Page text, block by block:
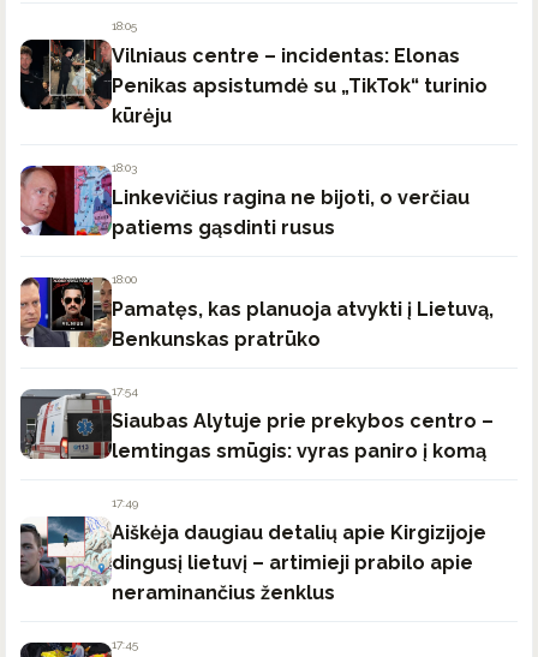
18:05
Vilniaus centre – incidentas: Elonas
Penikas apsistumdė su „TikTok“ turinio
kūrėju
18:03
Linkevičius ragina ne bijoti, o verčiau
patiems gąsdinti rusus
18:00
Pamatęs, kas planuoja atvykti į Lietuvą,
Benkunskas pratrūko
17:54
Siaubas Alytuje prie prekybos centro –
lemtingas smūgis: vyras paniro į komą
17:49
Aiškėja daugiau detalių apie Kirgizijoje
dingusį lietuvį – artimieji prabilo apie
neraminančius ženklus
17:45